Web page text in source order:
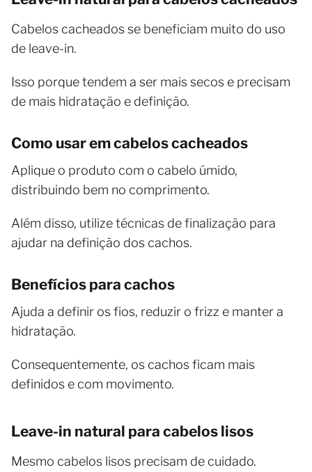
Cabelos cacheados se beneficiam muito do uso
de leave-in.
Isso porque tendem a ser mais secos e precisam
de mais hidratação e definição.
Como usar em cabelos cacheados
Aplique o produto com o cabelo úmido,
distribuindo bem no comprimento.
Além disso, utilize técnicas de finalização para
ajudar na definição dos cachos.
Benefícios para cachos
Ajuda a definir os fios, reduzir o frizz e manter a
hidratação.
Consequentemente, os cachos ficam mais
definidos e com movimento.
Leave-in natural para cabelos lisos
Mesmo cabelos lisos precisam de cuidado.